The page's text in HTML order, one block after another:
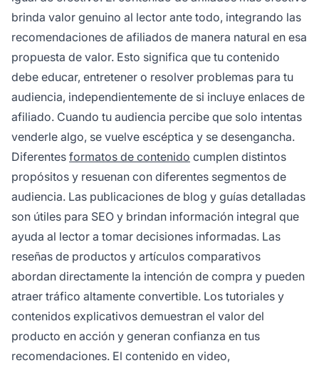
brinda valor genuino al lector ante todo, integrando las
recomendaciones de afiliados de manera natural en esa
propuesta de valor. Esto significa que tu contenido
debe educar, entretener o resolver problemas para tu
audiencia, independientemente de si incluye enlaces de
afiliado. Cuando tu audiencia percibe que solo intentas
venderle algo, se vuelve escéptica y se desengancha.
Diferentes formatos de contenido cumplen distintos
propósitos y resuenan con diferentes segmentos de
audiencia. Las publicaciones de blog y guías detalladas
son útiles para SEO y brindan información integral que
ayuda al lector a tomar decisiones informadas. Las
reseñas de productos y artículos comparativos
abordan directamente la intención de compra y pueden
atraer tráfico altamente convertible. Los tutoriales y
contenidos explicativos demuestran el valor del
producto en acción y generan confianza en tus
recomendaciones. El contenido en video,